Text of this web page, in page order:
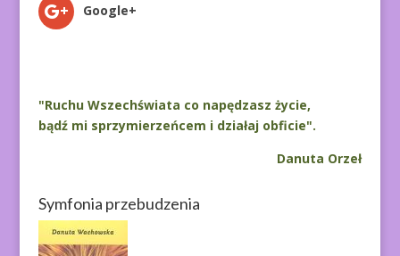
Google+
"Ruchu Wszechświata co napędzasz życie,
bądź mi sprzymierzeńcem i działaj obficie".
Danuta Orzeł
Symfonia przebudzenia